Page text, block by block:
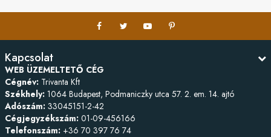
Kapcsolat
WEB ÜZEMELTETŐ CÉG
Cégnév: Trivanta Kft
Székhely: 1064 Budapest, Podmaniczky utca 57. 2. em. 14. ajtó
Adószám: 33045151-2-42
Cégjegyzékszám: 01-09-456166
Telefonszám: +36 70 397 76 74